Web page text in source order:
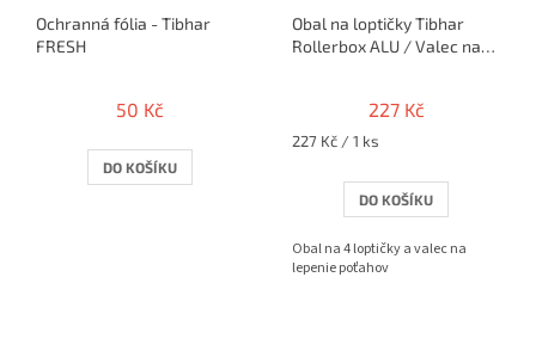
Ochranná fólia - Tibhar
FRESH
50 Kč
DO KOŠÍKU
Obal na loptičky Tibhar
Rollerbox ALU / Valec na
227 Kč
Měrná
227 Kč / 1 ks
DO KOŠÍKU
Obal na 4 loptičky a valec na
lepenie poťahov